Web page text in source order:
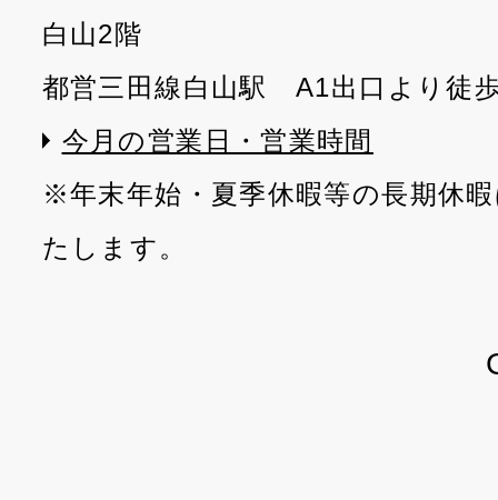
白山2階
都営三田線白山駅 A1出口より徒
今月の営業日・営業時間
※年末年始・夏季休暇等の長期休
たします。